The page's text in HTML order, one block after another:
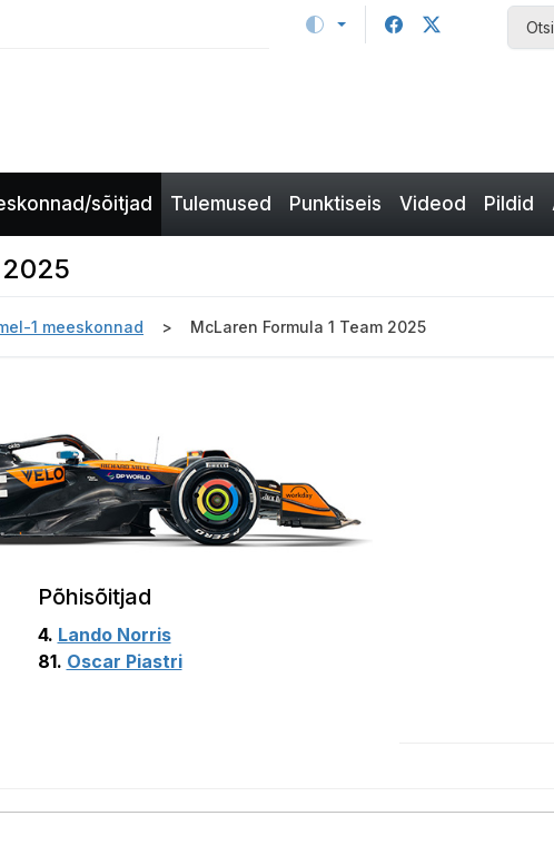
sõitjad Tulemused Punktiseis Videod Pildid
1 meeskonnad McLaren Formula 1 Team 2025
Põhisõitjad
4. Lando Norris
81. Oscar Piastri